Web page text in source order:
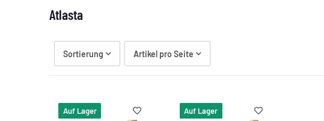
Atlasta
Sortierung Artikel pro Seite
Auf Lager Auf Lager